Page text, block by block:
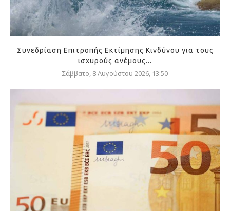
Συνεδρίαση Επιτροπής Εκτίμησης Κινδύνου για τους
ισχυρούς ανέμους...
Σάββατο, 8 Αυγούστου 2026, 13:50